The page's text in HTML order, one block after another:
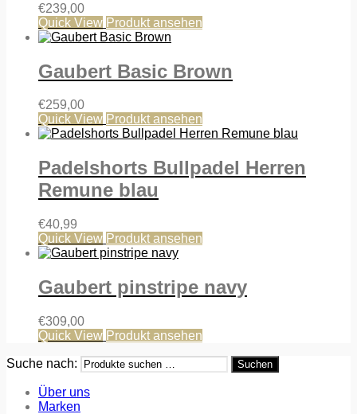
€239,00
Quick View Produkt ansehen
Gaubert Basic Brown
€259,00
Quick View Produkt ansehen
Padelshorts Bullpadel Herren
Remune blau
€40,99
Quick View Produkt ansehen
Gaubert pinstripe navy
€309,00
Quick View Produkt ansehen
Suche nach: Suchen
Über uns
Marken